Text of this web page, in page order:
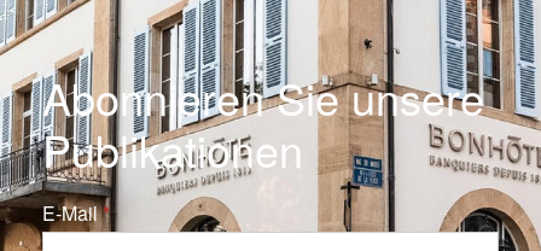
Abonnieren Sie unsere
Publikationen
E-Mail